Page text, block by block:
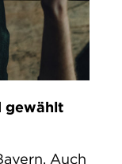
gewählt
Auch